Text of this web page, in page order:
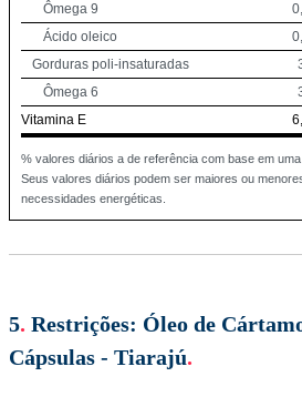
Ômega 9
Ácido oleico
Gorduras poli-insaturadas
Ômega 6
Vitamina E
% valores diários a de referência com base em
Seus valores diários podem ser maiores ou
necessidades energéticas.
5. Restrições: Óleo de
Cápsulas - Tiarajú.